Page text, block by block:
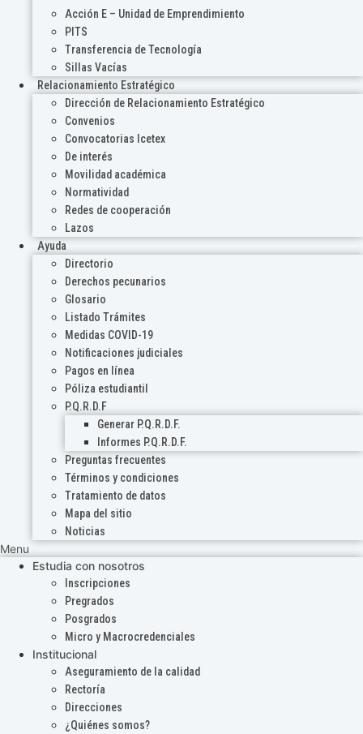
Acción E – Unidad de Emprendimiento
PITS
Transferencia de Tecnología
Sillas Vacías
Relacionamiento Estratégico
Dirección de Relacionamiento Estratégico
Convenios
Convocatorias Icetex
De interés
Movilidad académica
Normatividad
Redes de cooperación
Lazos
Ayuda
Directorio
Derechos pecunarios
Glosario
Listado Trámites
Medidas COVID-19
Notificaciones judiciales
Pagos en línea
Póliza estudiantil
P.Q.R.D.F
Generar P.Q.R.D.F.
Informes P.Q.R.D.F.
Preguntas frecuentes
Términos y condiciones
Tratamiento de datos
Mapa del sitio
Noticias
Menu
Estudia con nosotros
Inscripciones
Pregrados
Posgrados
Micro y Macrocredenciales
Institucional
Aseguramiento de la calidad
Rectoría
Direcciones
¿Quiénes somos?